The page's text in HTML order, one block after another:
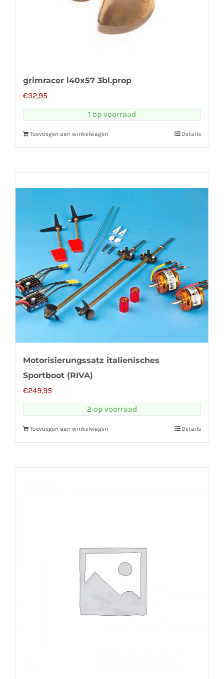
grimracer l40x57 3bl.prop
€32,95
1 op voorraad
Toevoegen aan winkelwagen Details
Motorisierungssatz italienisches
Sportboot (RIVA)
€249,95
2 op voorraad
Toevoegen aan winkelwagen Details